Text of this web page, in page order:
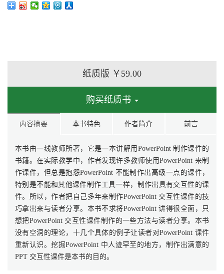
纸质版 ￥59.00
购买纸质书
内容摘要 本书特色 作者简介 前言
本书由一线教师所著，它是一本讲解用PowerPoint 制作课件的
书籍。在实际教学中，作者发现许多教师使用PowerPoint 来制
作课件，但总是抱怨PowerPoint 不能制作出高级一点的课件，
特别是不能和其他课件制作工具一样，制作出具有交互性的课
件。所以，作者把自己多年来制作PowerPoint 交互性课件的技
巧拿出来与读者分享。本书不求将PowerPoint 讲得很全面，只
想把PowerPoint 交互性课件制作的一些方法与读者分享。本书
没有空洞的理论，十几个具体的例子让读者对PowerPoint 课件
重新认识。挖掘PowerPoint 中人迹罕至的地方，制作出满意的
PPT 交互性课件是本书的目的。